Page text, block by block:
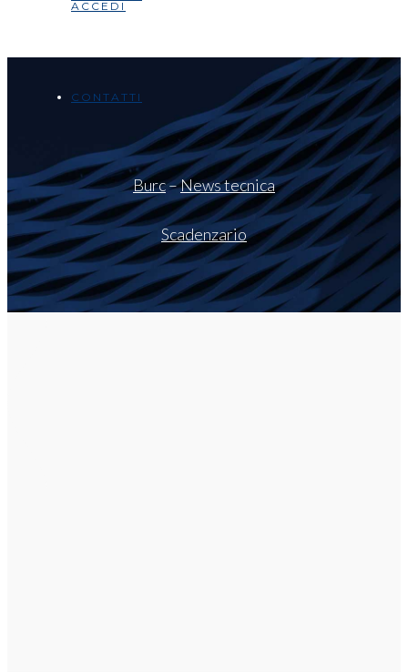
ACCEDI
CONTATTI
Burc–News tecnica
Scadenzario